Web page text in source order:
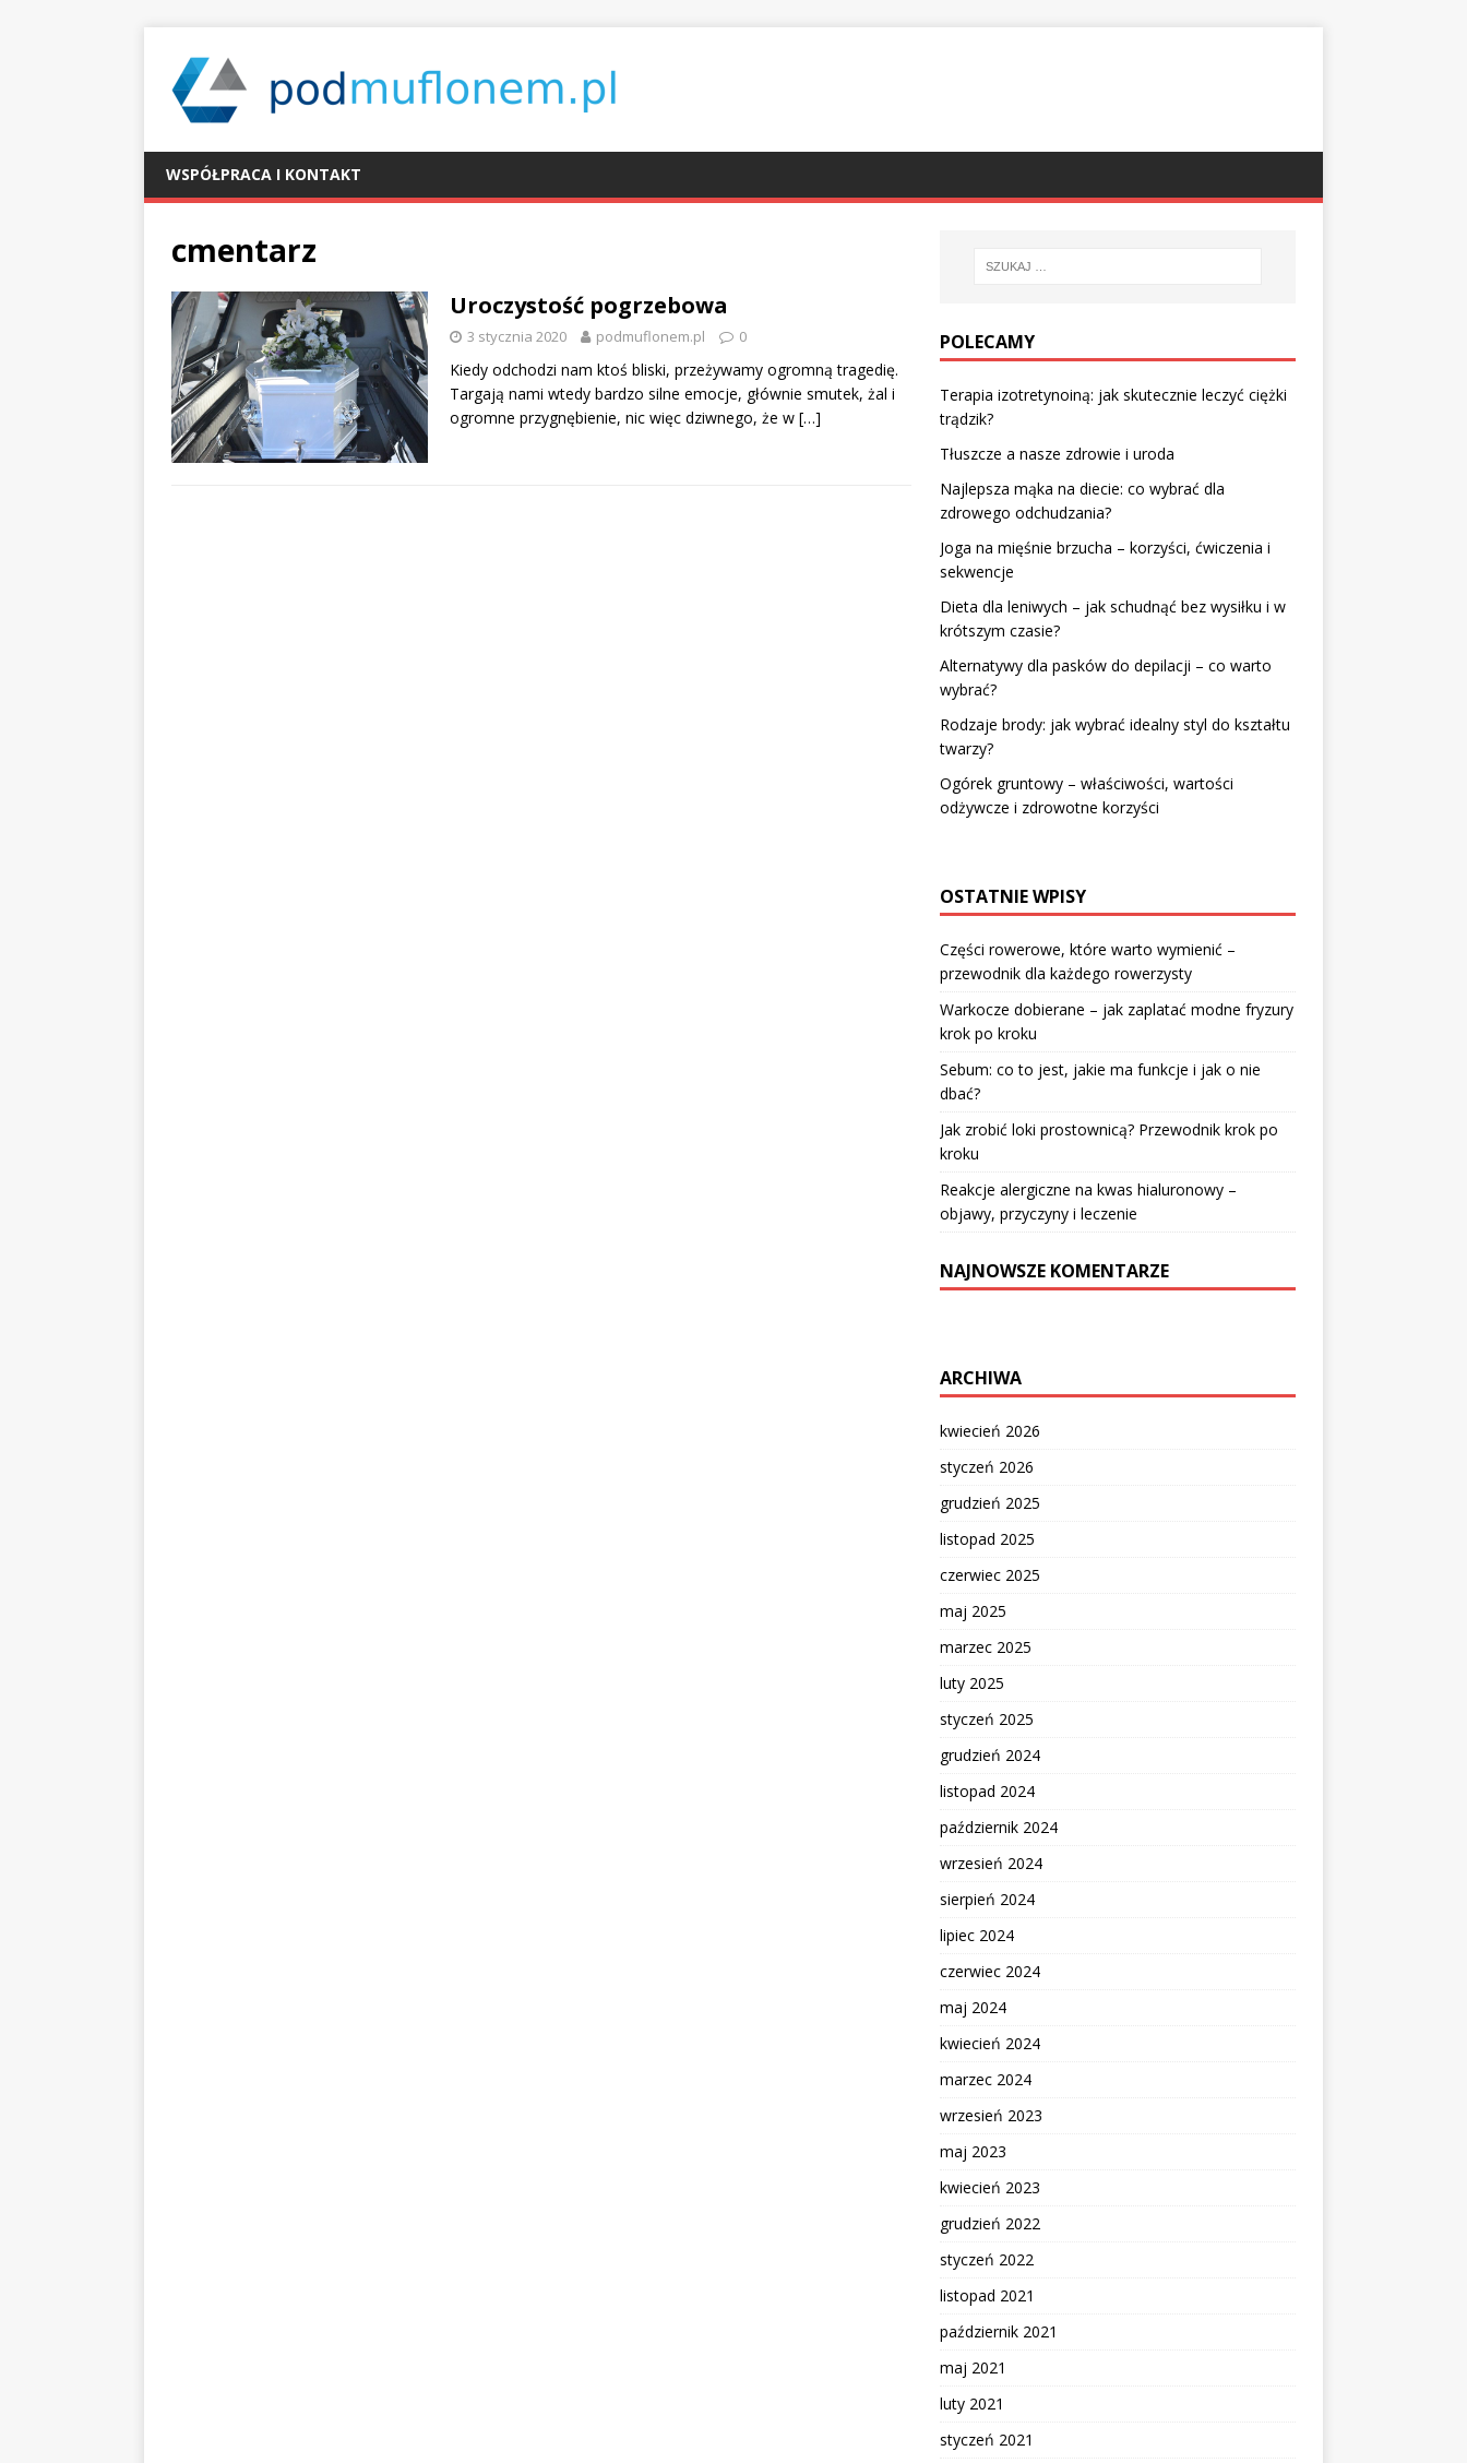
WSPÓŁPRACA I KONTAKT
cmentarz
Uroczystość pogrzebowa
3 stycznia 2020 podmuflonem.pl 0
Kiedy odchodzi nam ktoś bliski, przeżywamy ogromną tragedię.
Targają nami wtedy bardzo silne emocje, głównie smutek, żal i
ogromne przygnębienie, nic więc dziwnego, że w […]
POLECAMY
Terapia izotretynoiną: jak skutecznie leczyć ciężki
trądzik?
Tłuszcze a nasze zdrowie i uroda
Najlepsza mąka na diecie: co wybrać dla
zdrowego odchudzania?
Joga na mięśnie brzucha – korzyści, ćwiczenia i
sekwencje
Dieta dla leniwych – jak schudnąć bez wysiłku i w
krótszym czasie?
Alternatywy dla pasków do depilacji – co warto
wybrać?
Rodzaje brody: jak wybrać idealny styl do kształtu
twarzy?
Ogórek gruntowy – właściwości, wartości
odżywcze i zdrowotne korzyści
OSTATNIE WPISY
Części rowerowe, które warto wymienić –
przewodnik dla każdego rowerzysty
Warkocze dobierane – jak zaplatać modne fryzury
krok po kroku
Sebum: co to jest, jakie ma funkcje i jak o nie
dbać?
Jak zrobić loki prostownicą? Przewodnik krok po
kroku
Reakcje alergiczne na kwas hialuronowy –
objawy, przyczyny i leczenie
NAJNOWSZE KOMENTARZE
ARCHIWA
kwiecień 2026
styczeń 2026
grudzień 2025
listopad 2025
czerwiec 2025
maj 2025
marzec 2025
luty 2025
styczeń 2025
grudzień 2024
listopad 2024
październik 2024
wrzesień 2024
sierpień 2024
lipiec 2024
czerwiec 2024
maj 2024
kwiecień 2024
marzec 2024
wrzesień 2023
maj 2023
kwiecień 2023
grudzień 2022
styczeń 2022
listopad 2021
październik 2021
maj 2021
luty 2021
styczeń 2021